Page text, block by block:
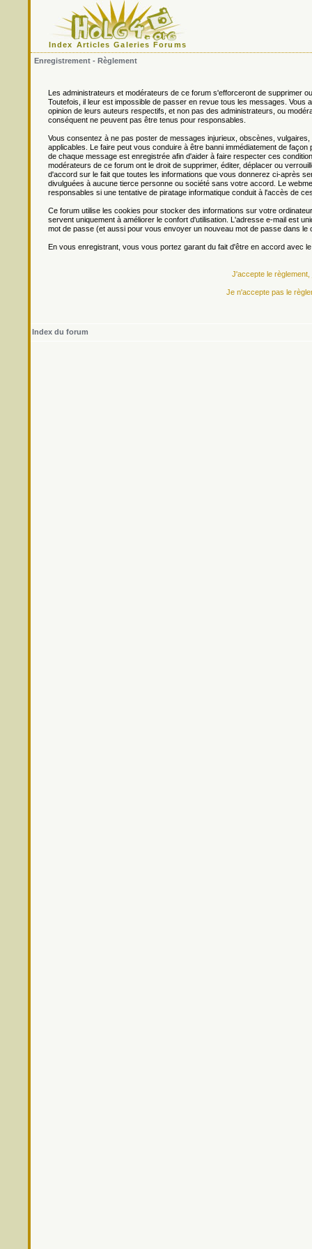
Index Articles Galeries Forums
Enregistrement - Règlement
Les administrateurs et modérateurs de ce forum s'efforceront de supprimer
Toutefois, il leur est impossible de passer en revue tous les messages.
opinion de leurs auteurs respectifs, et non pas des administrateurs, ou
conséquent ne peuvent pas être tenus pour responsables.
Vous consentez à ne pas poster de messages injurieux, obscènes,
applicables. Le faire peut vous conduire à être banni immédiatement de
de chaque message est enregistrée afin d'aider à faire respecter ces
modérateurs de ce forum ont le droit de supprimer, éditer, déplacer ou
d'accord sur le fait que toutes les informations que vous donnerez ci-après
divulguées à aucune tierce personne ou société sans votre accord. Le
responsables si une tentative de piratage informatique conduit à l'accès de
Ce forum utilise les cookies pour stocker des informations sur votre
servent uniquement à améliorer le confort d'utilisation. L'adresse e-mail est
mot de passe (et aussi pour vous envoyer un nouveau mot de passe dans le
En vous enregistrant, vous vous portez garant du fait d'être en accord avec
J'accepte le
Je n'accepte pas le
Index du forum